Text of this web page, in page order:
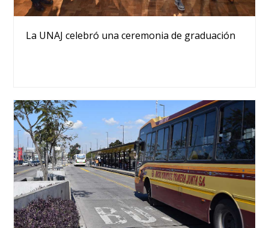
La UNAJ celebró una ceremonia de graduación